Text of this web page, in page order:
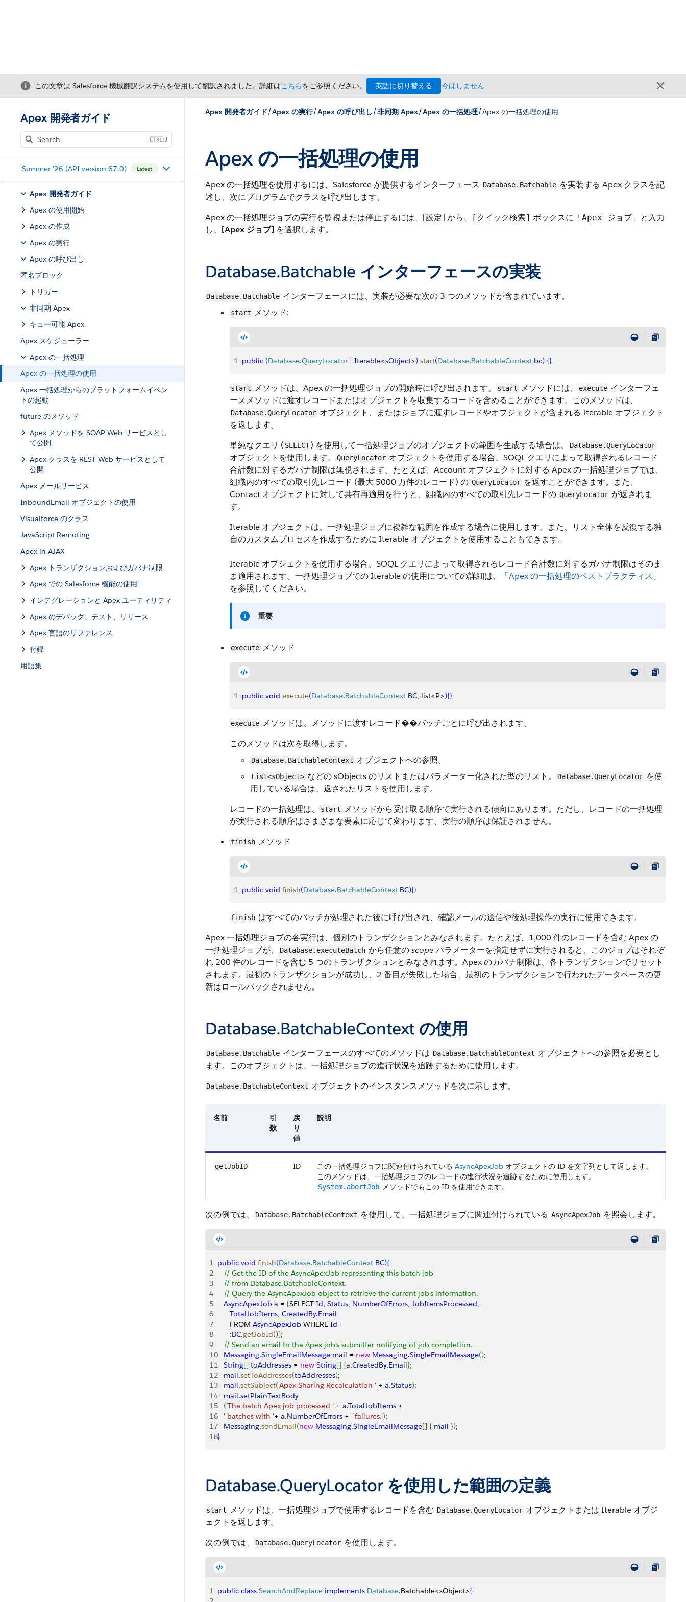
この文章は Salesforce 機械翻訳システムを使用して翻訳されました。詳細はこちらをご参照ください。 英語に切り替える 今はしません
Apex 開発者ガイド
J
Summer '26 (API version 67.0) Latest
Apex 開発者ガイド
Apex の使用開始
Apex の作成
Apex の実行
Apex の呼び出し
匿名ブロック
トリガー
非同期 Apex
キュー可能 Apex
Apex スケジューラー
Apex の一括処理
Apex の一括処理の使用
Apex 一括処理からのプラットフォームイベン
トの起動
future のメソッド
Apex メソッドを SOAP Web サービスとし
て公開
Apex クラスを REST Web サービスとして
公開
Apex メールサービス
InboundEmail オブジェクトの使用
Visualforce のクラス
JavaScript Remoting
Apex in AJAX
Apex トランザクションおよびガバナ制限
Apex での Salesforce 機能の使用
インテグレーションと Apex ユーティリティ
Apex のデバッグ、テスト、リリース
Apex 言語のリファレンス
付録
用語集
Apex 開発者ガイド/Apex の実行/Apex の呼び出し/非同期 Apex/Apex の一括処理/Apex の一括処理の使用
Apex の一括処理の使用
Apex の一括処理を使用するには、Salesforce が提供するインターフェース Database.Batchable を実装する Apex クラスを記
述し、次にプログラムでクラスを呼び出します。
Apex の一括処理ジョブの実行を監視または停止するには、[設定] から、
[クイック検索] ボックスに 「Apex ジョブ」 と入力
し、
[Apex ジョブ] を選択します。
Database.Batchable インターフェースの実装
Database.Batchable インターフェースには、実装が必要な次の 3 つのメソッドが含まれています。
start メソッド:
1 public (Database.QueryLocator Iterable<sObject>) start(Database.BatchableContext bc) {}
start メソッドは、Apex の一括処理ジョブの開始時に呼び出されます。 start メソッドには、 execute インターフェ
ースメソッドに渡すレコードまたはオブジェクトを収集するコードを含めることができます。このメソッドは、
Database.QueryLocator オブジェクト、またはジョブに渡すレコードやオブジェクトが含まれる Iterable オブジェクト
を返します。
単純なクエリ ( SELECT) を使用して一括処理ジョブのオブジェクトの範囲を生成する場合は、 Database.QueryLocator
オブジェクトを使用します。 QueryLocator オブジェクトを使用する場合、SOQL クエリによって取得されるレコード
合計数に対するガバナ制限は無視されます。たとえば、Account オブジェクトに対する Apex の一括処理ジョブでは、
組織内のすべての取引先レコード (最大 5000 万件のレコード) の QueryLocator を返すことができます。また、
Contact オブジェクトに対して共有再適用を行うと、組織内のすべての取引先レコードの QueryLocator が返されま
す。
Iterable オブジェクトは、一括処理ジョブに複雑な範囲を作成する場合に使用します。また、リスト全体を反復する独
自のカスタムプロセスを作成するために Iterable オブジェクトを使用することもできます。
Iterable オブジェクトを使用する場合、SOQL クエリによって取得されるレコード合計数に対するガバナ制限はそのま
ま適用されます。一括処理ジョブでの Iterable の使用についての詳細は、
「Apex の一括処理のベストプラクティス」
を参照してください。
重要
execute メソッド
1 public void execute(Database.BatchableContext BC, list<P>){}
execute メソッドは、メソッドに渡すレコード��バッチごとに呼び出されます。
このメソッドは次を取得します。
Database.BatchableContext オブジェクトへの参照。
List<sObject> などの sObjects のリストまたはパラメーター化された型のリスト。 Database.QueryLocator を使
用している場合は、返されたリストを使用します。
レコードの一括処理は、
start メソッドから受け取る順序で実行される傾向にあります。ただし、レコードの一括処理
が実行される順序はさまざまな要素に応じて変わります。実行の順序は保証されません。
finish メソッド
1 public void finish(Database.BatchableContext BC){}
finish はすべてのバッチが処理された後に呼び出され、確認メールの送信や後処理操作の実行に使用できます。
Apex 一括処理ジョブの各実行は、個別のトランザクションとみなされます。たとえば、1,000 件のレコードを含む Apex の
一括処理ジョブが、
Database.executeBatch から任意のscope パラメーターを指定せずに実行されると、このジョブはそれぞ
れ 200 件のレコードを含む 5 つのトランザクションとみなされます。Apex のガバナ制限は、各トランザクションでリセット
されます。最初のトランザクションが成功し、2 番目が失敗した場合、最初のトランザクションで行われたデータベースの更
新はロールバックされません。
Database.BatchableContext の使用
Database.Batchable インターフェースのすべてのメソッドは Database.BatchableContext オブジェクトへの参照を必要とし
ます。このオブジェクトは、一括処理ジョブの進行状況を追跡するために使用します。
Database.BatchableContext オブジェクトのインスタンスメソッドを次に示します。
名前
引
数
戻
り
値
説明
getJobID ID この一括処理ジョブに関連付けられている AsyncApexJob オブジェクトの ID を文字列として返します。
このメソッドは、一括処理ジョブのレコードの進行状況を追跡するために使用します。
System.abortJob メソッドでもこの ID を使用できます。
次の例では、 Database.BatchableContext を使用して、一括処理ジョブに関連付けられている AsyncApexJob を照会します。
1 public void finish(Database.BatchableContext BC){
2
   // Get the ID of the AsyncApexJob representing this batch job
3
   // from Database.BatchableContext.
4
   // Query the AsyncApexJob object to retrieve the current job's information.
5
   AsyncApexJob
a = [SELECT Id, Status, NumberOfErrors, JobItemsProcessed,
6
      TotalJobItems
, CreatedBy.Email
7
      FROM
AsyncApexJob WHERE Id =
8
      :
BC.getJobId()];
9
   // Send an email to the Apex job's submitter notifying of job completion.
10
   Messaging
.SingleEmailMessage mail = new Messaging.SingleEmailMessage();
11
   String
[] toAddresses = new String[] {a.CreatedBy.Email};
12
   mail
.setToAddresses(toAddresses);
13
   mail
.setSubject('Apex Sharing Recalculation ' + a.Status);
14
   mail
.setPlainTextBody
15
('The batch Apex job processed ' + a.TotalJobItems +
16
   ' batches with '
+ a.NumberOfErrors + ' failures.');
17
   Messaging
.sendEmail(new Messaging.SingleEmailMessage[] { mail });
18}
Database.QueryLocator を使用した範囲の定義
start メソッドは、一括処理ジョブで使用するレコードを含む Database.QueryLocator オブジェクトまたは Iterable オブジ
ェクトを返します。
次の例では、
Database.QueryLocator を使用します。
1 public class SearchAndReplace implements Database.Batchable<sObject>{